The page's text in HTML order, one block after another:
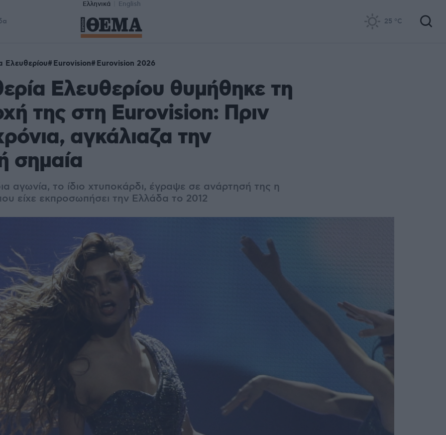
Ελληνικά English
25 °C
Ελευθερίου Eurovision Eurovision 2026
Ελευθερίου θυμήθηκε τη
της στη Eurovision: Πριν
αγκάλιαζα την
σημαία
αγωνία, το ίδιο χτυποκάρδι, έγραψε σε ανάρτησή της η
είχε εκπροσωπήσει την Ελλάδα το 2012